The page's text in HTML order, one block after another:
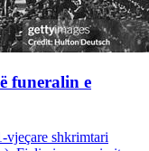
funeralin e
vjeçare shkrimtari